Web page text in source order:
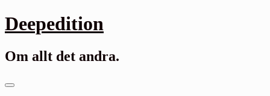
Gå
till
Deepedition
Om allt det andra.
Primär